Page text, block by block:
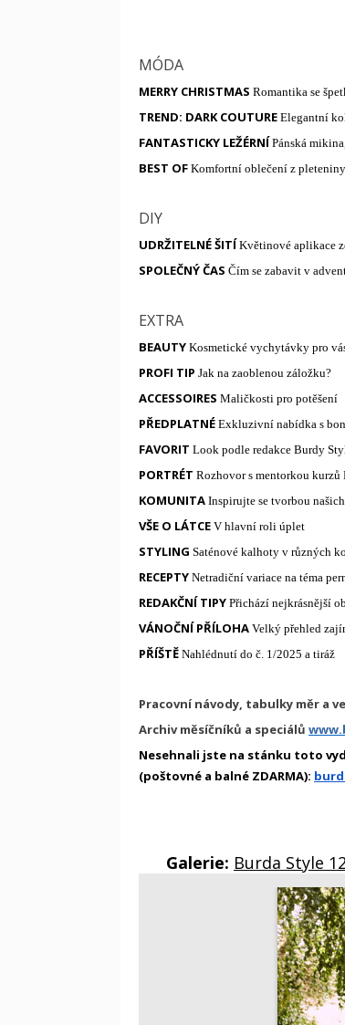
MÓDA
MERRY CHRISTMAS Romantika se
TREND: DARK COUTURE Elegantní
FANTASTICKY LEŽÉRNÍPánská
BEST OF Komfortní oblečení z pleteniny
DIY
UDRŽITELNÉ ŠITÍKvětinové aplikace
SPOLEČNÝ ČAS Čím se zabavit v
EXTRA
BEAUTY Kosmetické vychytávky pro
PROFI TIP Jak na zaoblenou záložku?
ACCESSOIRES Maličkosti pro potěšení
PŘEDPLATNÉ Exkluzivní nabídka s
FAVORIT Look podle redakce Burdy
PORTRÉT Rozhovor s mentorkou kurzů
KOMUNITA Inspirujte se tvorbou
VŠE O LÁTCE V hlavní roli úplet
STYLING Saténové kalhoty v různých
RECEPTY Netradiční variace na téma
REDAKČNÍ TIPY Přichází nejkrásnější
VÁNOČNÍ PŘÍLOHA Velký přehled
PŘÍŠTĚ Nahlédnutí do č. 1/2025 a tiráž
Pracovní návody, tabulky měr a
Archiv měsíčníků a speciálů
Nesehnali jste na stánku toto
(poštovné a balné ZDARMA):
Galerie: Burda Style